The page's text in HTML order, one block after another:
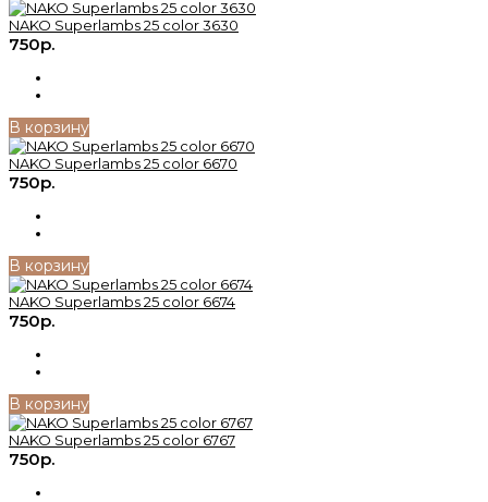
NAKO Superlambs 25 color 3630
750р.
В корзину
NAKO Superlambs 25 color 6670
750р.
В корзину
NAKO Superlambs 25 color 6674
750р.
В корзину
NAKO Superlambs 25 color 6767
750р.